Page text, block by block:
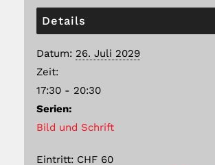
Details
Datum: 26. Juli 2029
Zeit:
17:30 - 20:30
Serien:
Bild und Schrift
Eintritt: CHF 60